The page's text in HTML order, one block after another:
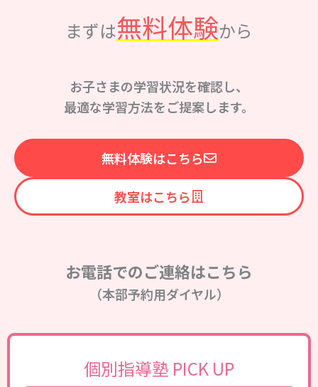
まずは無料体験から
お子さまの学習状況を確認し、
最適な学習方法をご提案します。
無料体験はこちら
教室はこちら
お電話でのご連絡はこちら
（本部予約用ダイヤル）
個別指導塾 PICK UP